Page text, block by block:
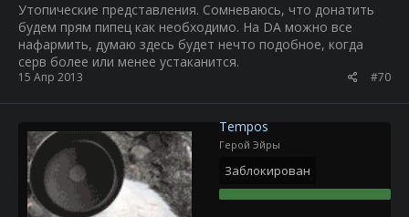
Утопические представления. Сомневаюсь, что донатить
будем прям пипец как необходимо. На DA можно все
нафармить, думаю здесь будет нечто подобное, когда
серв более или менее устаканится.
15 Апр 2013 #70
Tempos
Герой Эйры
Заблокирован